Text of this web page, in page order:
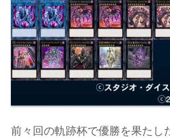
前々回の軌跡杯で優勝を果たし